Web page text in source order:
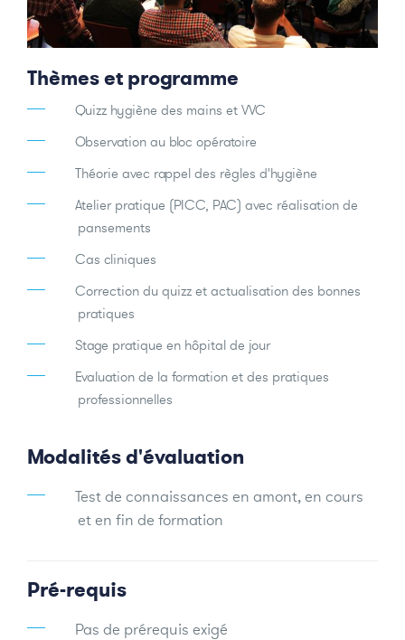
Thèmes et programme
Quizz hygiène des mains et VVC
Observation au bloc opératoire
Théorie avec rappel des règles d'hygiène
Atelier pratique (PICC, PAC) avec réalisation de
pansements
Cas cliniques
Correction du quizz et actualisation des bonnes
pratiques
Stage pratique en hôpital de jour
Evaluation de la formation et des pratiques
professionnelles
Modalités d'évaluation
Test de connaissances en amont, en cours
et en fin de formation
Pré-requis
Pas de prérequis exigé